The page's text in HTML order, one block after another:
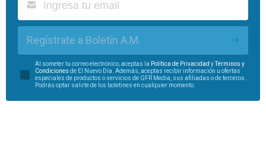
Regístrate a Boletín A.M.
Al someter tu correo electrónico, aceptas la Política de Privacidad yTérminos y
Condiciones de El Nuevo Día. Además, aceptas recibir información u ofertas
especiales de productos o servicios de GFR Media, sus afiliadas o de terceros.
Podrás optar salirte de los boletines en cualquier momento.